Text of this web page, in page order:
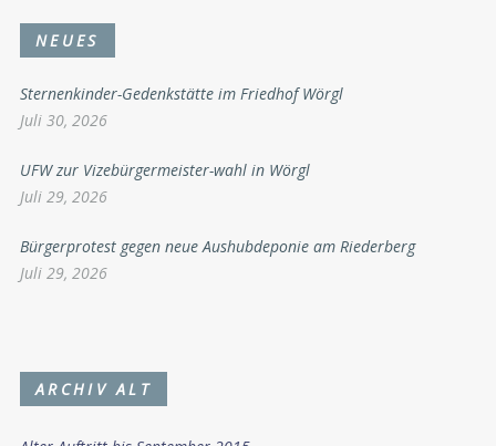
NEUES
Sternenkinder-Gedenkstätte im Friedhof Wörgl
Juli 30, 2026
UFW zur Vizebürgermeister-wahl in Wörgl
Juli 29, 2026
Bürgerprotest gegen neue Aushubdeponie am Riederberg
Juli 29, 2026
ARCHIV ALT